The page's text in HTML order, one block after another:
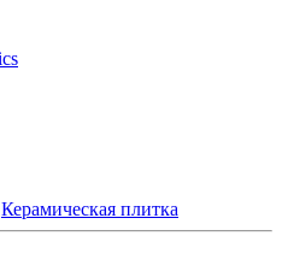
Керамическая плитка